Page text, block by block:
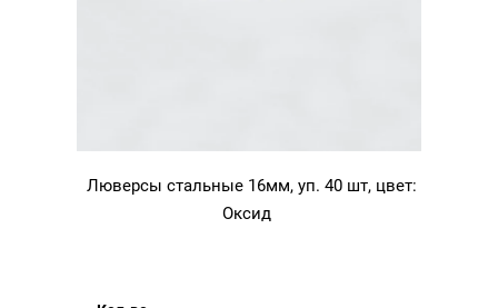
Люверсы стальные 16мм, уп. 40 шт, цвет:
Оксид